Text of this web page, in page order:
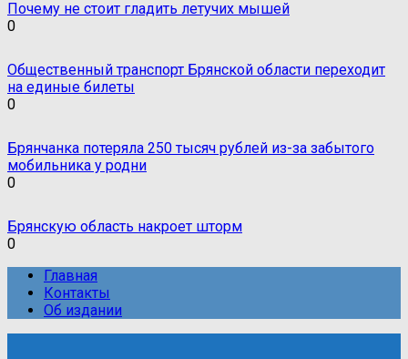
Почему не стоит гладить летучих мышей
0
Общественный транспорт Брянской области переходит
на единые билеты
0
Брянчанка потеряла 250 тысяч рублей из-за забытого
мобильника у родни
0
Брянскую область накроет шторм
0
Главная
Контакты
Об издании